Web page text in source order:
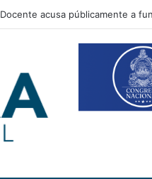
La exdiputada Maribel Espinoza